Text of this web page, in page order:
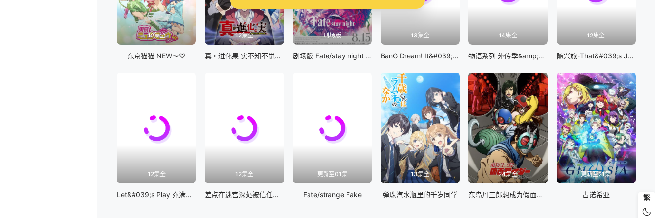
12集全
东京猫猫 NEW～♡
12集全
真・进化果 实不知不觉踏上胜利的人生
剧场版
剧场版 Fate/stay night [Heaven&#039;s Feel] III.spring song
13集全
BanG Dream! It&#039;s MyGO!!!!!
14集全
物语系列 外传季&amp;怪物季
12集全
随兴旅-That&#039;s Journey-
12集全
Let&#039;s Play 充满挑战的人生
12集全
差点在迷宫深处被信任的伙伴杀掉，但靠着天赐技能「无限扭蛋」获得等级9999的伙伴，我要向前队友和世界展开复仇&amp;「给他们好看！」
更新至01集
Fate/strange Fake
13集全
弹珠汽水瓶里的千岁同学
24集全
东岛丹三郎想成为假面骑士
更新至21集
古诺希亚 繁